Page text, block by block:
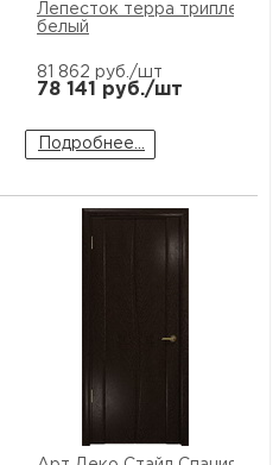
Лепесток терра триплекс
белый
81 862 руб./шт
78 141 руб./шт
Подробнее...